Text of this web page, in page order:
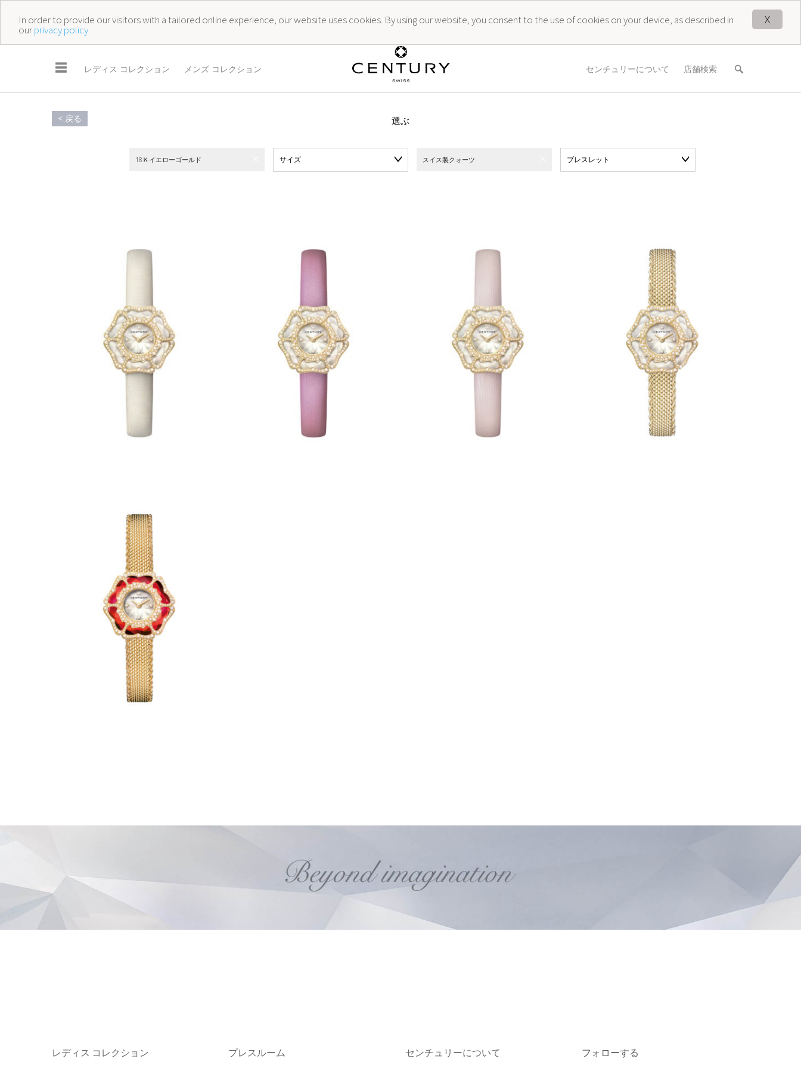
X
In order to provide our visitors with a tailored online experience, our website uses cookies. By using our website, you consent to the use of cookies on your device, as described in
ourprivacy policy.
☰ レディス コレクション メンズ コレクション センチュリーについて 店舗検索
< 戻る 選ぶ
18Ｋイエローゴールド サイズ スイス製クォーツ ブレスレット
レディス コレクション プレスルーム センチュリーについて フォローする